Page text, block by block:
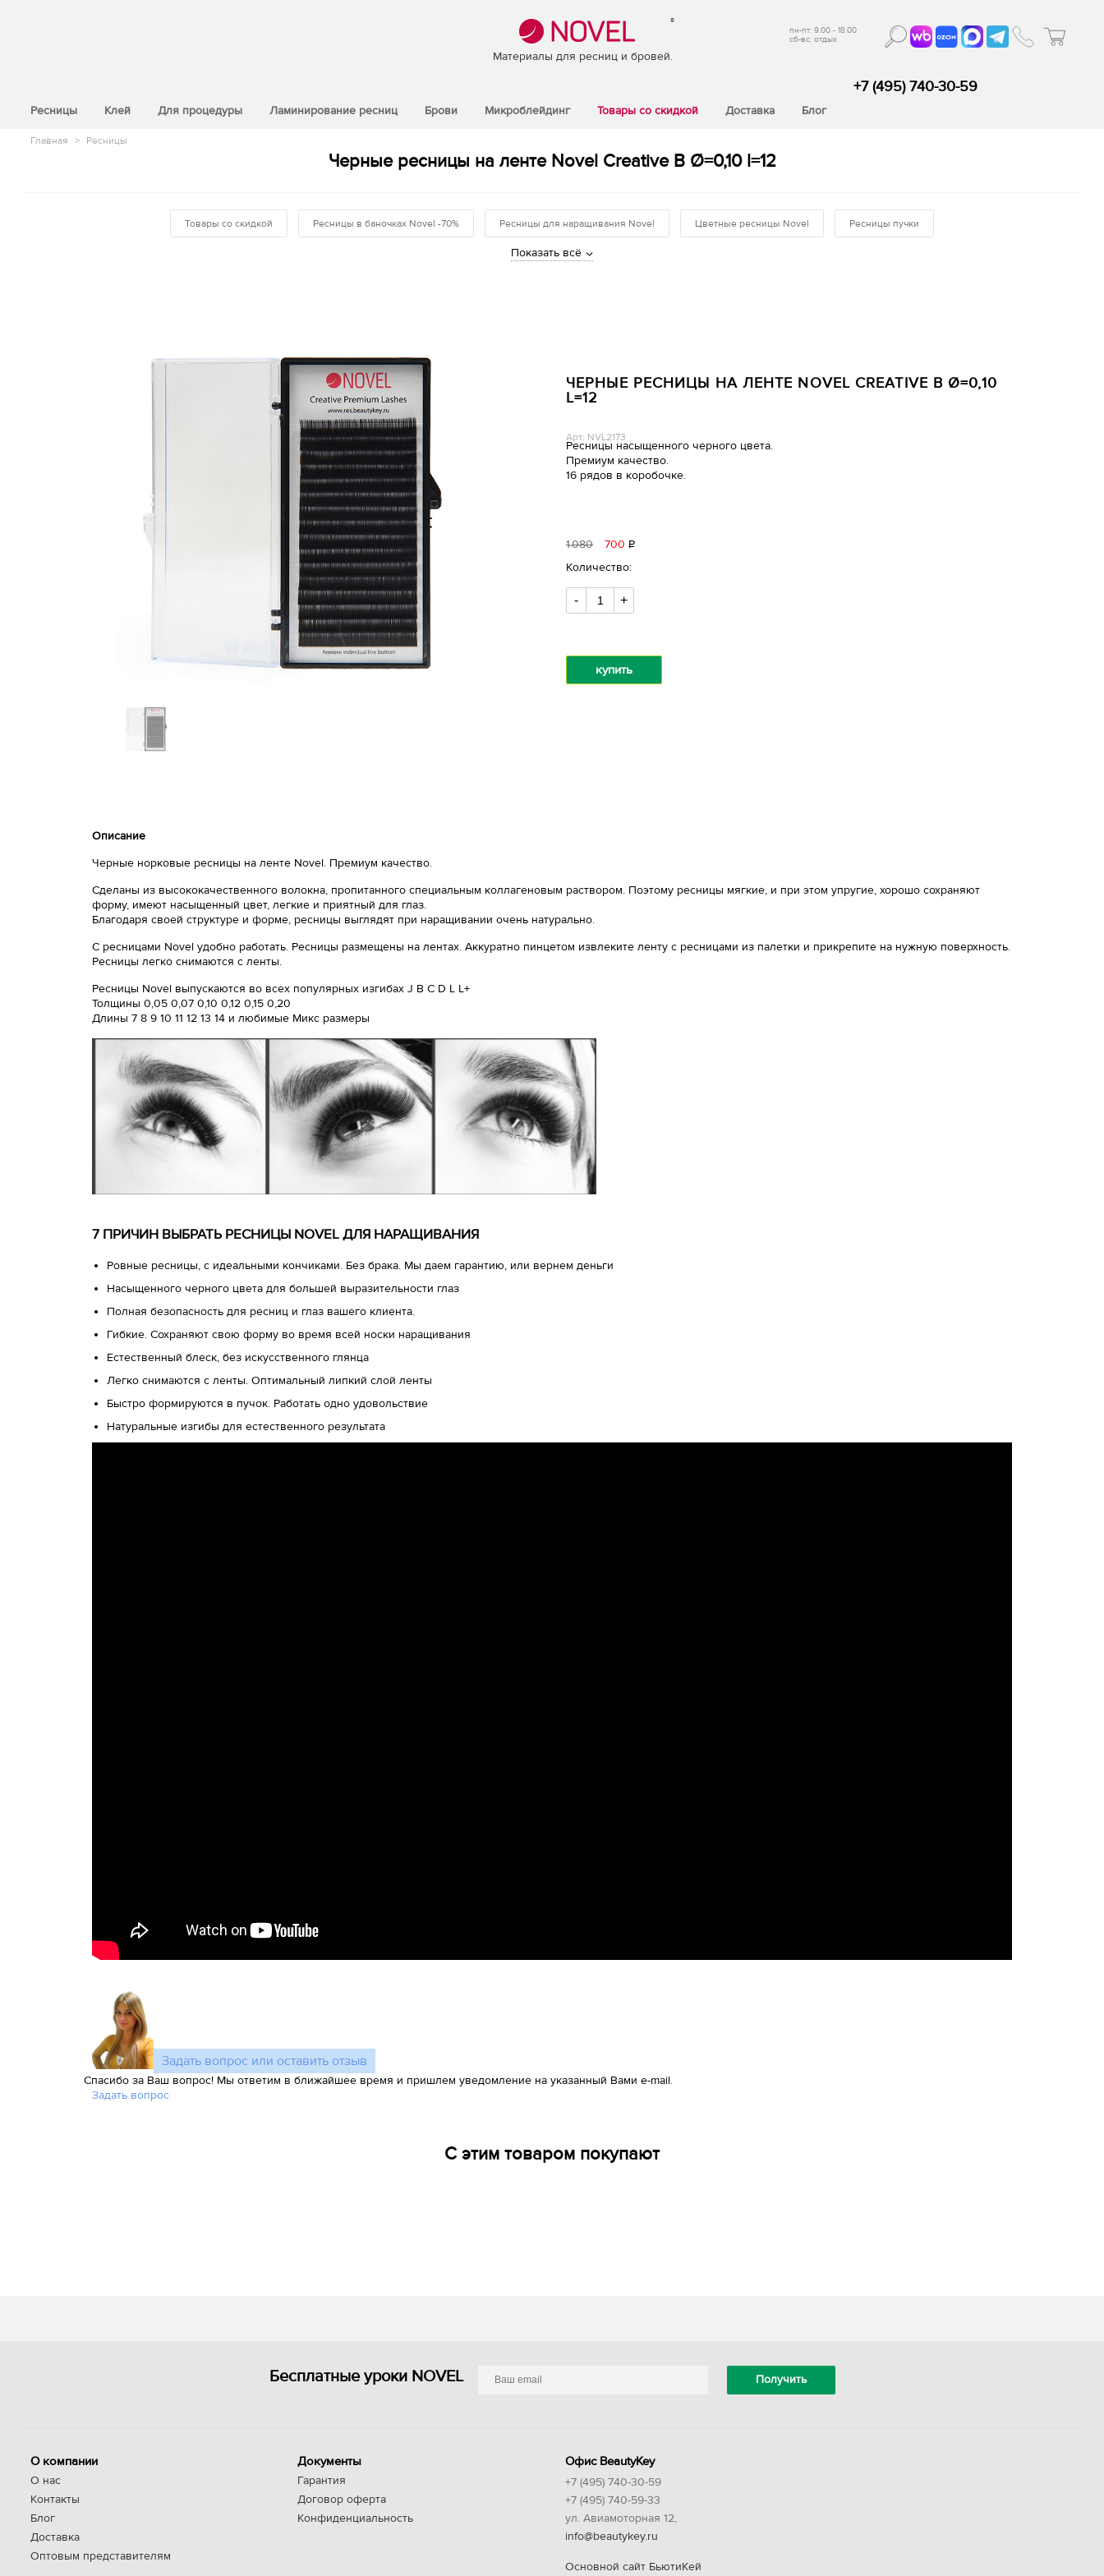
®
Материалы для ресниц и бровей.
пн-пт: 9.00 - 18.00
сб-вс: отдых
Ресницы Клей Для процедуры Ламинирование ресниц Брови Микроблейдинг Товары со скидкой Доставка Блог
+7 (495) 740-30-59
Главная > Ресницы
Черные ресницы на ленте Novel Creative B Ø=0,10 l=12
Товары со скидкой Ресницы в баночках Novel -70% Ресницы для наращивания Novel Цветные ресницы Novel Ресницы пучки
Показать всё
ЧЕРНЫЕ РЕСНИЦЫ НА ЛЕНТЕ NOVEL CREATIVE B Ø=0,10
L=12
Арт: NVL2173
Ресницы насыщенного черного цвета.
Премиум качество.
16 рядов в коробочке.
1080 700 Р
Количество:
- +
купить
Описание
Черные норковые ресницы на ленте Novel. Премиум качество.
Сделаны из высококачественного волокна, пропитанного специальным коллагеновым раствором. Поэтому ресницы мягкие, и при этом упругие, хорошо сохраняют
форму, имеют насыщенный цвет, легкие и приятный для глаз.
Благодаря своей структуре и форме, ресницы выглядят при наращивании очень натурально.
С ресницами Novel удобно работать. Ресницы размещены на лентах. Аккуратно пинцетом извлеките ленту с ресницами из палетки и прикрепите на нужную поверхность.
Ресницы легко снимаются с ленты.
Ресницы Novel выпускаются во всех популярных изгибах J B C D L L+
Толщины 0,05 0,07 0,10 0,12 0,15 0,20
Длины 7 8 9 10 11 12 13 14 и любимые Микс размеры
7 ПРИЧИН ВЫБРАТЬ РЕСНИЦЫ NOVEL ДЛЯ НАРАЩИВАНИЯ
Ровные ресницы, с идеальными кончиками. Без брака. Мы даем гарантию, или вернем деньги
Насыщенного черного цвета для большей выразительности глаз
Полная безопасность для ресниц и глаз вашего клиента.
Гибкие. Сохраняют свою форму во время всей носки наращивания
Естественный блеск, без искусственного глянца
Легко снимаются с ленты. Оптимальный липкий слой ленты
Быстро формируются в пучок. Работать одно удовольствие
Натуральные изгибы для естественного результата
Задать вопрос или оставить отзыв
Спасибо за Ваш вопрос! Мы ответим в ближайшее время и пришлем уведомление на указанный Вами e-mail.
Задать вопрос
С этим товаром покупают
Бесплатные уроки NOVEL
О компании
О нас
Контакты
Блог
Доставка
Оптовым представителям
Документы
Гарантия
Договор оферта
Конфиденциальность
Офис BeautyKey
+7 (495) 740-30-59
+7 (495) 740-59-33
ул. Авиамоторная 12,
info@beautykey.ru
Основной сайт БьютиКей